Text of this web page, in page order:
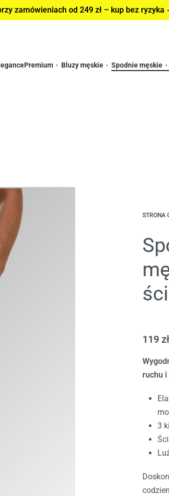
zamówieniach od 249 zł – kup bez
Premium Bluzy męskie Spodnie męskie
STRONA
199 zł
149 zł
119zł
ruchu
3